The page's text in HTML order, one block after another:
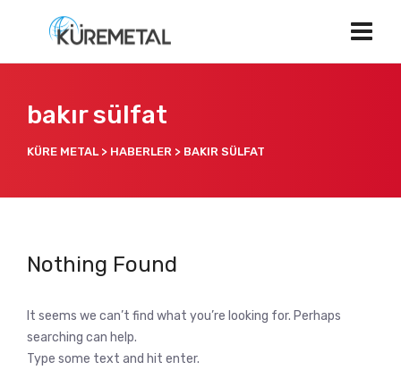
bakır sülfat
KÜRE METAL> HABERLER > BAKIR SÜLFAT
Nothing Found
It seems we can’t find what you’re looking for. Perhaps
searching can help.
Type some text and hit enter.